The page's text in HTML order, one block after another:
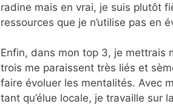
radine mais en vrai, je suis plutôt
ressources que je n’utilise pas en
Enfin, dans mon top 3, je mettrais
trois me paraissent très liés et
faire évoluer les mentalités. Avec
tant qu’élue locale, je travaille sur